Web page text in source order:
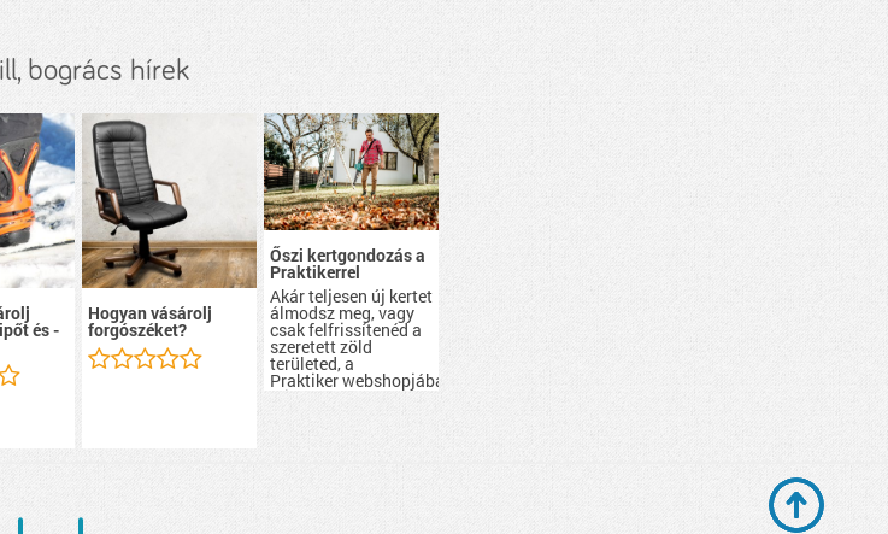
bogrács hírek
és -
Hogyan vásárolj
forgószéket?
Őszi kertgondozás a
Praktikerrel
Akár teljesen új kertet
álmodsz meg, vagy
csak felfrissítenéd a
szeretett zöld
területed, a
Praktiker webshopjában
minden elemet